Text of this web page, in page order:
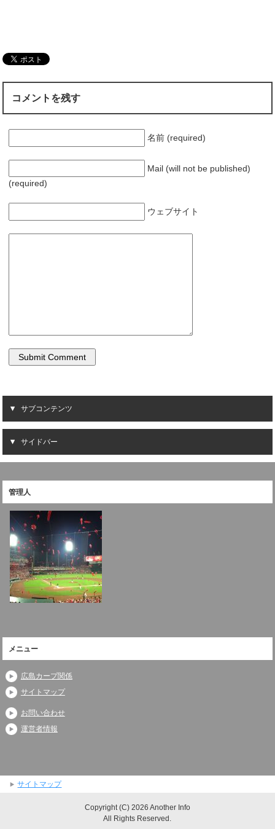
コメントを残す
名前 (required)
Mail (will not be published)
(required)
ウェブサイト
サブコンテンツ
サイドバー
管理人
メニュー
広島カープ関係
サイトマップ
お問い合わせ
運営者情報
サイトマップ
Copyright (C) 2026 Another Info
All Rights Reserved.